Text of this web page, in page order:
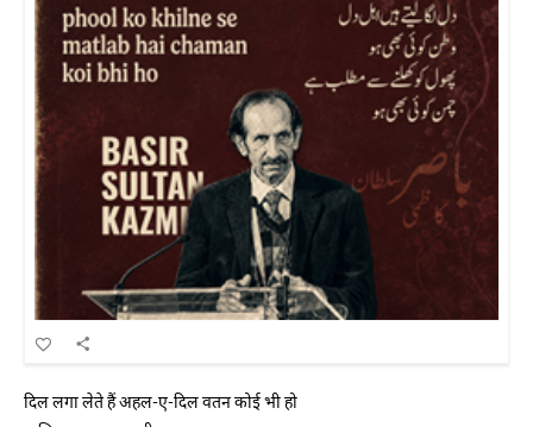
दिल लगा लेते हैं अहल-ए-दिल वतन कोई भी हो